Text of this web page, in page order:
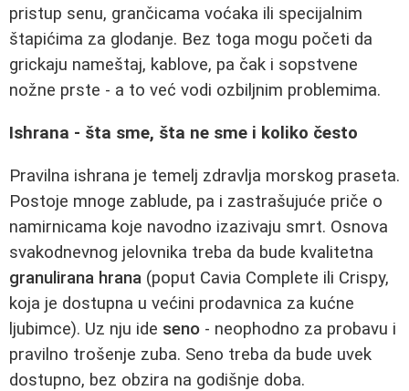
pristup senu, grančicama voćaka ili specijalnim
štapićima za glodanje. Bez toga mogu početi da
grickaju nameštaj, kablove, pa čak i sopstvene
nožne prste - a to već vodi ozbiljnim problemima.
Ishrana - šta sme, šta ne sme i koliko često
Pravilna ishrana je temelj zdravlja morskog praseta.
Postoje mnoge zablude, pa i zastrašujuće priče o
namirnicama koje navodno izazivaju smrt. Osnova
svakodnevnog jelovnika treba da bude kvalitetna
granulirana hrana (poput Cavia Complete ili Crispy,
koja je dostupna u većini prodavnica za kućne
ljubimce). Uz nju ide seno - neophodno za probavu i
pravilno trošenje zuba. Seno treba da bude uvek
dostupno, bez obzira na godišnje doba.